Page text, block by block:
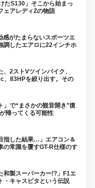
たS130」そこから始まっ
ェアレディZの物語
感がたまらないスポーツエ
調したエアロに22インチホ
2ストVツインバイク、
、83HPを絞り出す。その
」で“まさかの観音開き”復
帰ってくる可能性
指した結果…」エアコン＆
の常識を覆すGT-R仕様のす
和製スーパーカー!?」F1エ
・キャスピタという伝説